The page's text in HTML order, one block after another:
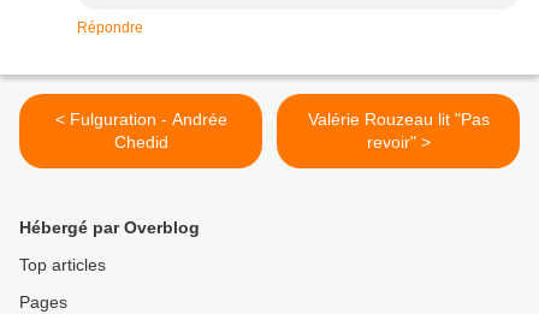
Répondre
< Fulguration - Andrée
Chedid
Valérie Rouzeau lit "Pas
revoir" >
Hébergé par Overblog
Top articles
Pages